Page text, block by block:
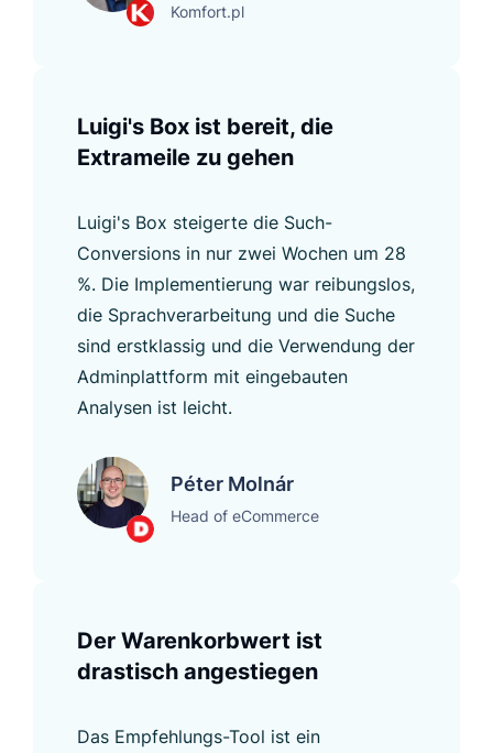
Komfort.pl
Luigi's Box ist bereit, die
Extrameile zu gehen
Luigi's Box steigerte die Such-
Conversions in nur zwei Wochen um 28
%. Die Implementierung war reibungslos,
die Sprachverarbeitung und die Suche
sind erstklassig und die Verwendung der
Adminplattform mit eingebauten
Analysen ist leicht.
Péter Molnár
Head of eCommerce
Der Warenkorbwert ist
drastisch angestiegen
Das Empfehlungs-Tool ist ein